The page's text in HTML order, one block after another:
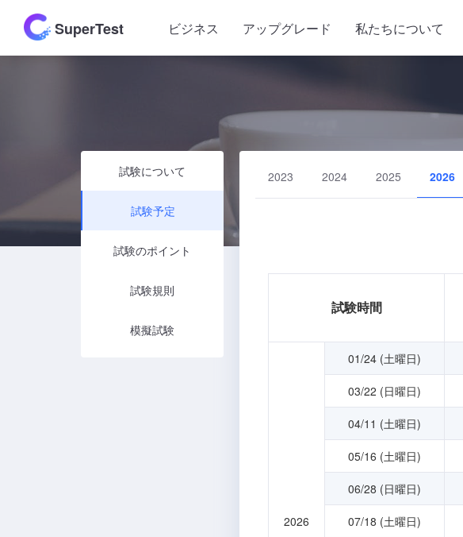
SuperTest ビジネス アップグレード 私たちについて
試験について
試験予定
試験のポイント
試験規則
模擬試験
2023 2024 2025 2026
試験時間
2026
01/24 (土曜日)
03/22 (日曜日)
04/11 (土曜日)
05/16 (土曜日)
06/28 (日曜日)
07/18 (土曜日)